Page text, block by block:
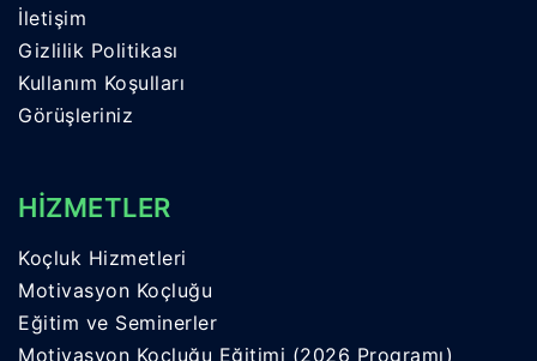
İletişim
Gizlilik Politikası
Kullanım Koşulları
Görüşleriniz
HİZMETLER
Koçluk Hizmetleri
Motivasyon Koçluğu
Eğitim ve Seminerler
Motivasyon Koçluğu Eğitimi (2026 Programı)